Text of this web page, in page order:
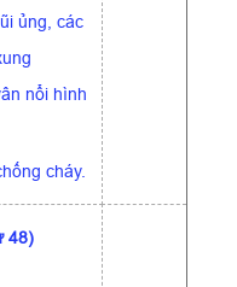
ủng, các
nổi hình
cháy.
48)